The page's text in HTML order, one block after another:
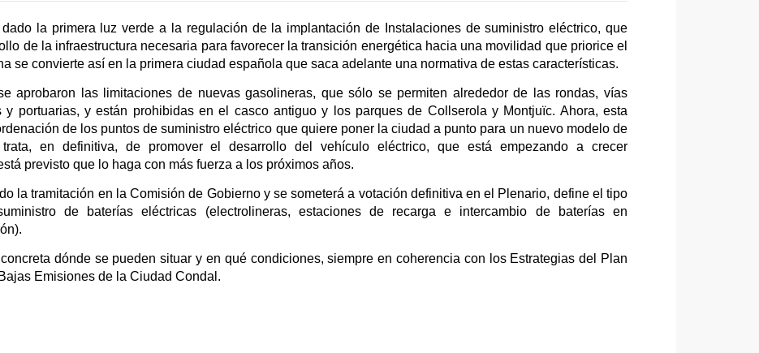
dado la primera luz verde a la regulación de la implantación de Instalaciones de suministro eléctrico, que
de la infraestructura necesaria para favorecer la transición energética hacia una movilidad que priorice el
se convierte así en la primera ciudad española que saca adelante una normativa de estas características.
aprobaron las limitaciones de nuevas gasolineras, que sólo se permiten alrededor de las rondas, vías
y portuarias, y están prohibidas en el casco antiguo y los parques de Collserola y Montjuïc. Ahora, esta
de los puntos de suministro eléctrico que quiere poner la ciudad a punto para un nuevo modelo de
en definitiva, de promover el desarrollo del vehículo eléctrico, que está empezando a crecer
previsto que lo haga con más fuerza a los próximos años.
la tramitación en la Comisión de Gobierno y se someterá a votación definitiva en el Plenario, define el tipo
de baterías eléctricas (electrolineras, estaciones de recarga e intercambio de baterías en
dónde se pueden situar y en qué condiciones, siempre en coherencia con los Estrategias del Plan
Emisiones de la Ciudad Condal.